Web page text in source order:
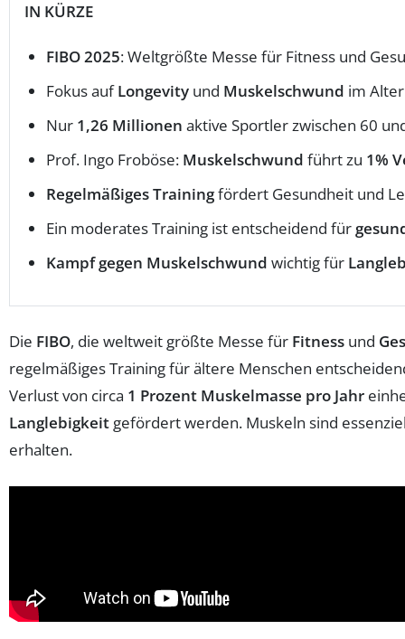
IN KÜRZE
FIBO 2025: Weltgrößte Messe für Fitness und
Fokus aufLongevity und Muskelschwund im Alter
Nur 1,26 Millionen aktive Sportler zwischen 60
Prof. Ingo Froböse: Muskelschwund führt zu 1%
Regelmäßiges Trainingfördert Gesundheit und
Ein moderates Training ist entscheidend für
Kampf gegen Muskelschwund wichtig für
Die FIBO, die weltweit größte Messe für Fitness und
regelmäßiges Training für ältere Menschen
Verlust von circa 1 Prozent Muskelmasse pro Jahr
Langlebigkeit gefördert werden. Muskeln sind
erhalten.